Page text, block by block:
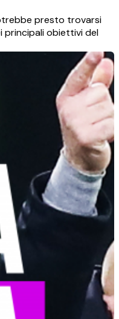
presto trovarsi
principali obiettivi del